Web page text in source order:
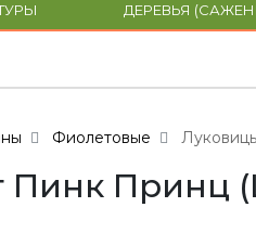
ДЕРЕВЬЯ
Фиолетовые
Принц